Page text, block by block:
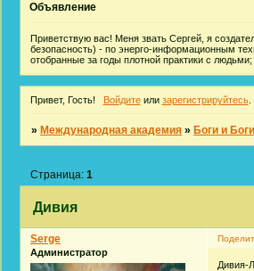
Объявление
Приветствую вас! Меня звать Сергей, я
безопасность) - по энерго-информационным
отобранные за годы плотной практики с
Привет, Гость! Войдитеили зарегистрируйтесь.
»Международная академия »Боги и
Дивия
Страница:1
Serge
Администратор
Дивия-